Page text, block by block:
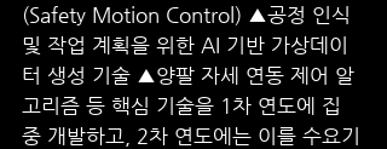
(Safety Motion Control) ▲공정 인식
및 작업 계획을 위한 AI 기반 가상데이
터 생성 기술 ▲양팔 자세 연동 제어 알
고리즘 등 핵심 기술을 1차 연도에 집
중 개발하고, 2차 연도에는 이를 수요기